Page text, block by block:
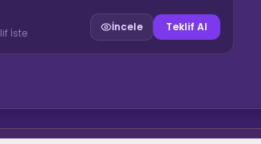
İste İncele Teklif Al